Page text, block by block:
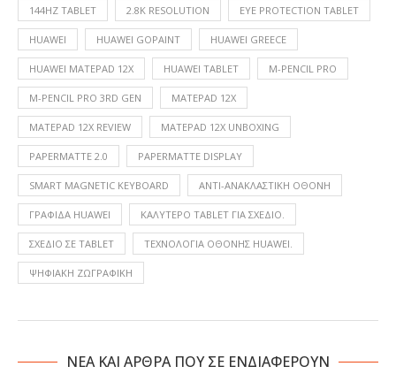
144HZ TABLET 2.8K RESOLUTION EYE PROTECTION TABLET
HUAWEI HUAWEI GOPAINT HUAWEI GREECE
HUAWEI MATEPAD 12X HUAWEI TABLET M-PENCIL PRO
M-PENCIL PRO 3RD GEN MATEPAD 12X
MATEPAD 12X REVIEW MATEPAD 12X UNBOXING
PAPERMATTE 2.0 PAPERMATTE DISPLAY
SMART MAGNETIC KEYBOARD ΑΝΤΙ-ΑΝΑΚΛΑΣΤΙΚΉ ΟΘΌΝΗ
ΓΡΑΦΊΔΑ HUAWEI ΚΑΛΎΤΕΡΟ TABLET ΓΙΑ ΣΧΈΔΙΟ.
ΣΧΈΔΙΟ ΣΕ TABLET ΤΕΧΝΟΛΟΓΊΑ ΟΘΌΝΗΣ HUAWEI.
ΨΗΦΙΑΚΉ ΖΩΓΡΑΦΙΚΉ
NΕΑ ΚΑΙ ΑΡΘΡΑ ΠΟΥ ΣΕ ΕΝΔΙΑΦΕΡΟΥΝ